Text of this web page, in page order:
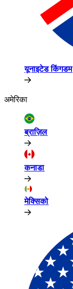
यूनाइटेड किंगडम​​
अमेरिका​​
ब्राज़िल​​
कनाडा​​
मेक्सिको​​